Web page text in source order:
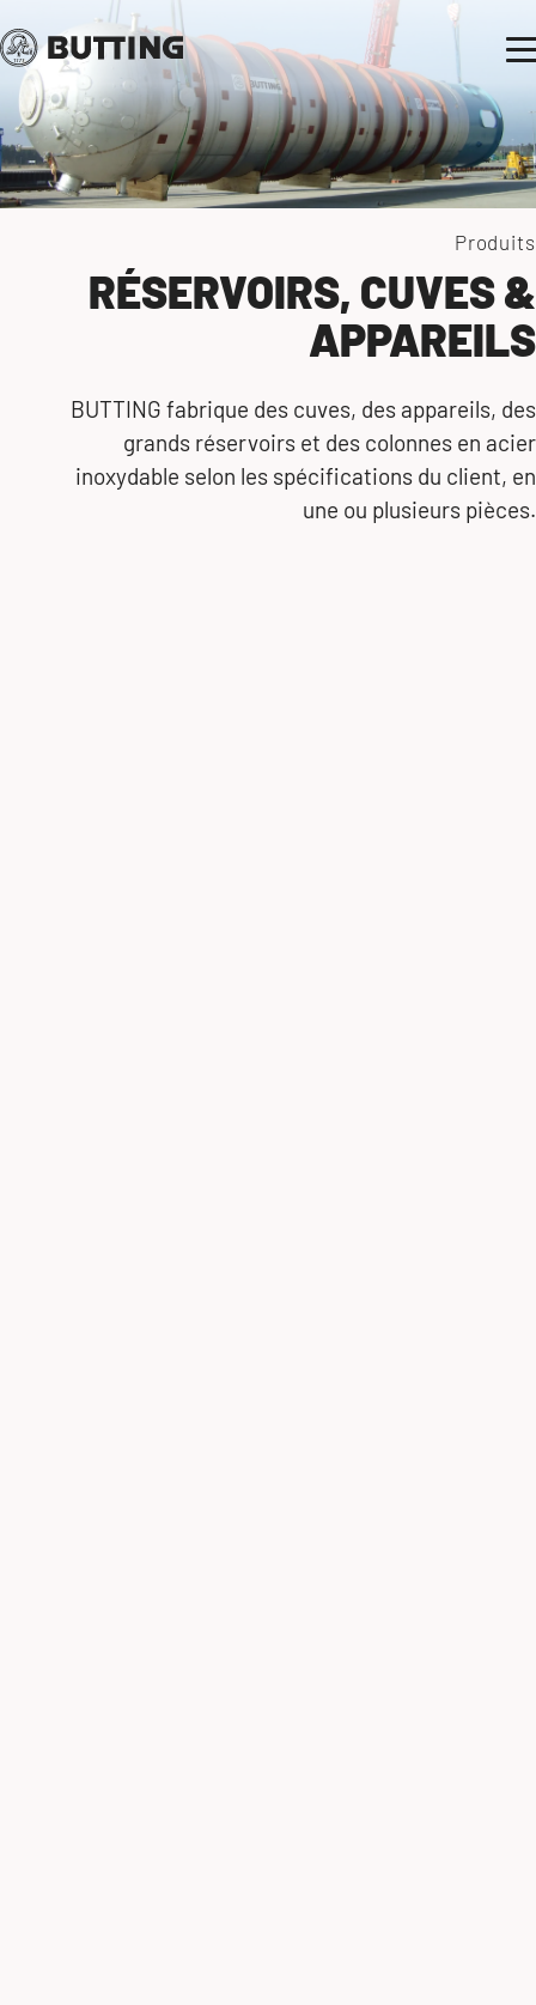
Produits
RÉSERVOIRS, CUVES &
APPAREILS
BUTTING fabrique des cuves, des appareils, des
grands réservoirs et des colonnes en acier
inoxydable selon les spécifications du client, en
une ou plusieurs pièces.